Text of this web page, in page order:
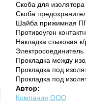
Скоба для
Скоба
Шайба прижимная
Противоугон
Накладка стыковая
Прокладка между
Прокладка под
Прокладка под
Автор:
Компания,ООО